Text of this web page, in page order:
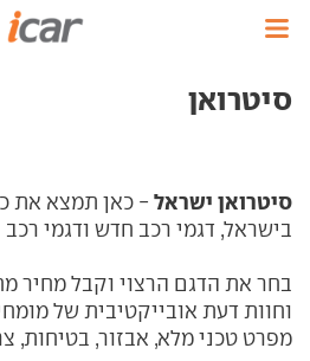
סיטרואן
סיטרואן ישראל - כאן תמצא את
בישראל, דגמי רכב חדש ודגמי רכב
בחר את הדגם הרצוי וקבל מחיר
וחוות דעת אובייקטיבית של
מפרט טכני מלא, אבזור, בטיחות,